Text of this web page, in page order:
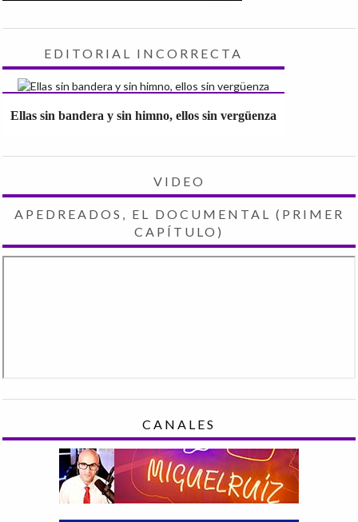
EDITORIAL INCORRECTA
Ellas sin bandera y sin himno, ellos sin vergüenza
VIDEO
APEDREADOS, EL DOCUMENTAL (PRIMER
CAPÍTULO)
CANALES